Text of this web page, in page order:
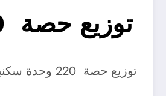
توزيع حصة 220 وحدة سكنية بمختلف الصيغ بولاية الشلف
توزيع حصة 220 وحدة سكنية بمختلف الصيغ